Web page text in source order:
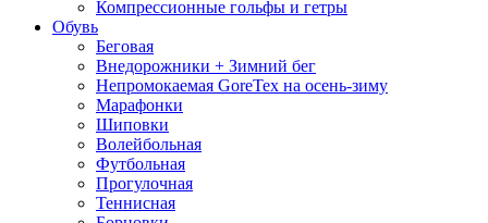
Компрессионные гольфы и гетры
Обувь
Беговая
Внедорожники + Зимний бег
Непромокаемая GoreTex на осень-зиму
Марафонки
Шиповки
Волейбольная
Футбольная
Прогулочная
Теннисная